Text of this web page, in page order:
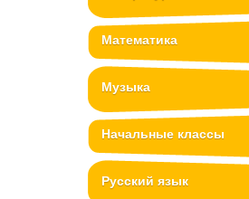
Математика
Музыка
Начальные классы
Русский язык